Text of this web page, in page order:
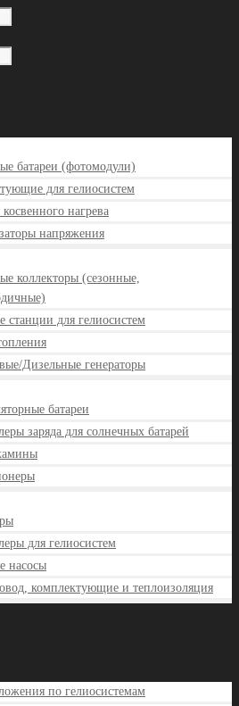
батареи (фотомодули)
для гелиосистем
нагрева
напряжения
коллекторы (сезонные,
станции для гелиосистем
Дизельные генераторы
батареи
заряда для солнечных батарей
для гелиосистем
насосы
комплектующие и теплоизоляция
по гелиосистемам